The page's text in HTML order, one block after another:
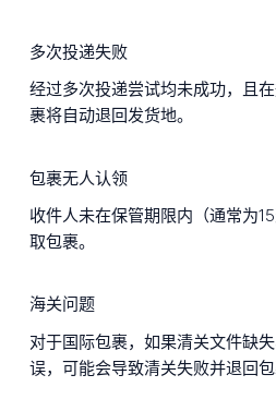
多次投递失败
经过多次投递尝试均未成功，且
裹将自动退回发货地。
包裹无人认领
收件人未在保管期限内（通常为
取包裹。
海关问题
对于国际包裹，如果清关文件缺
误，可能会导致清关失败并退回包